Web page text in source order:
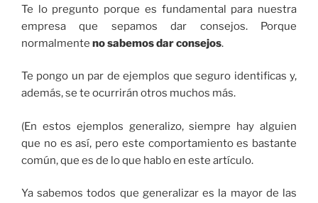
Te lo pregunto porque es fundamental para nuestra
empresa que sepamos dar consejos. Porque
normalmente no sabemos dar consejos.
Te pongo un par de ejemplos que seguro identificas y,
además, se te ocurrirán otros muchos más.
(En estos ejemplos generalizo, siempre hay alguien
que no es así, pero este comportamiento es bastante
común, que es de lo que hablo en este artículo.
Ya sabemos todos que generalizar es la mayor de las